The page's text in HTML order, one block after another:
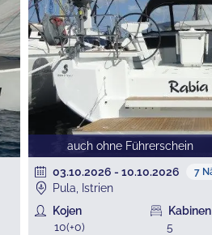
auch ohne Führerschein
03.10.2026 - 10.10.2026 7
Pula, Istrien
Kojen
10(+0)
Kabinen
5